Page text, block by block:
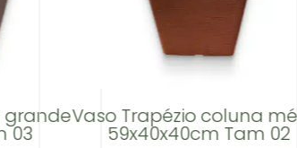
grande
03
Vaso Trapézio coluna
59x40x40cm Tam 02